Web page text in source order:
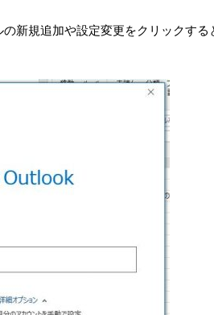
新規追加や設定変更をクリックす